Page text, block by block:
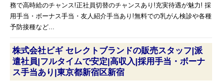
務で高時給のチャンス!正社員切替のチャンスあり!充実待遇が魅力! 採
用手当・ボーナス手当・友人紹介手当あり!無料での乳がん検診や各種
予防接種など...
株式会社ビギ セレクトブランドの販売スタッフ|派
遣社員|フルタイムで安定|高収入|採用手当・ボーナ
ス手当あり|東京都新宿区新宿